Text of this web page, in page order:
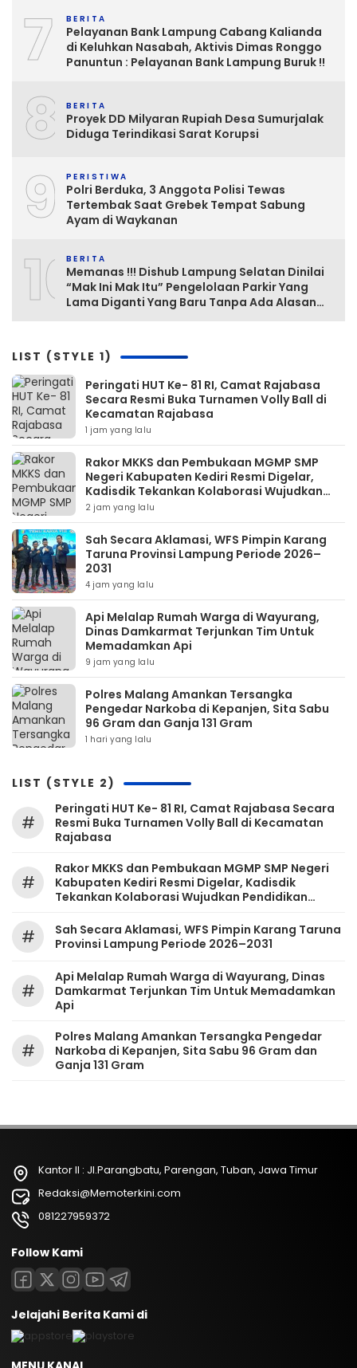
7 BERITA
Pelayanan Bank Lampung Cabang Kalianda
di Keluhkan Nasabah, Aktivis Dimas Ronggo
Panuntun : Pelayanan Bank Lampung Buruk !!
8 BERITA
Proyek DD Milyaran Rupiah Desa Sumurjalak
Diduga Terindikasi Sarat Korupsi
9 PERISTIWA
Polri Berduka, 3 Anggota Polisi Tewas
Tertembak Saat Grebek Tempat Sabung
Ayam di Waykanan
10BERITA
Memanas !!! Dishub Lampung Selatan Dinilai
“Mak Ini Mak Itu” Pengelolaan Parkir Yang
Lama Diganti Yang Baru Tanpa Ada Alasan
LIST (STYLE 1)
Peringati HUT Ke- 81 RI, Camat Rajabasa
Secara Resmi Buka Turnamen Volly Ball di
Kecamatan Rajabasa
1 jam yang lalu
Rakor MKKS dan Pembukaan MGMP SMP
Negeri Kabupaten Kediri Resmi Digelar,
Kadisdik Tekankan Kolaborasi Wujudkan
Pendidikan Bermutu
2 jam yang lalu
Sah Secara Aklamasi, WFS Pimpin Karang
Taruna Provinsi Lampung Periode 2026–
2031
4 jam yang lalu
Api Melalap Rumah Warga di Wayurang,
Dinas Damkarmat Terjunkan Tim Untuk
Memadamkan Api
9 jam yang lalu
Polres Malang Amankan Tersangka
Pengedar Narkoba di Kepanjen, Sita Sabu
96 Gram dan Ganja 131 Gram
1 hari yang lalu
LIST (STYLE 2)
#
Peringati HUT Ke- 81 RI, Camat Rajabasa Secara
Resmi Buka Turnamen Volly Ball di Kecamatan
Rajabasa
#
Rakor MKKS dan Pembukaan MGMP SMP Negeri
Kabupaten Kediri Resmi Digelar, Kadisdik
Tekankan Kolaborasi Wujudkan Pendidikan
#
Sah Secara Aklamasi, WFS Pimpin Karang Taruna
Provinsi Lampung Periode 2026–2031
#
Api Melalap Rumah Warga di Wayurang, Dinas
Damkarmat Terjunkan Tim Untuk Memadamkan
Api
#
Polres Malang Amankan Tersangka Pengedar
Narkoba di Kepanjen, Sita Sabu 96 Gram dan
Ganja 131 Gram
Kantor II : Jl.Parangbatu, Parengan, Tuban, Jawa Timur
Redaksi@Memoterkini.com
081227959372
Follow Kami
Jelajahi Berita Kami di